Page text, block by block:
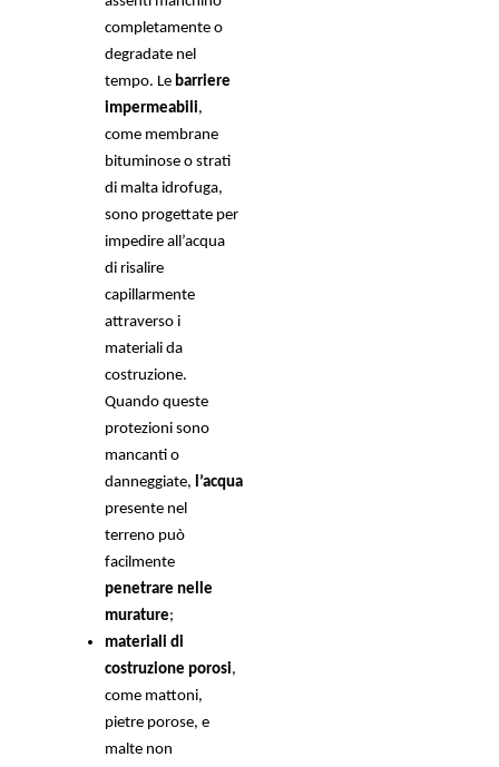
completamente o
degradate nel
tempo. Le barriere
impermeabili,
come membrane
bituminose o strati
di malta idrofuga,
sono progettate per
impedire all’acqua
di risalire
capillarmente
attraverso i
materiali da
costruzione.
Quando queste
protezioni sono
mancanti o
danneggiate, l’acqua
presente nel
terreno può
facilmente
penetrare nelle
murature;
materiali di
costruzione porosi,
come mattoni,
pietre porose, e
malte non